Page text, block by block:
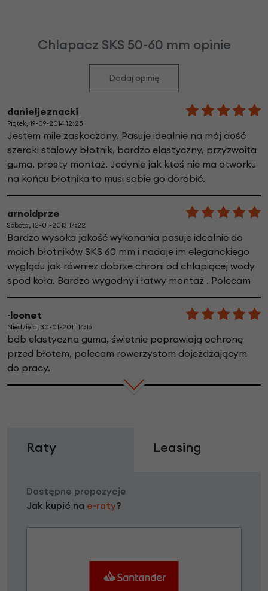
Chlapacz SKS 50-60 mm opinie
Dodaj opinię
danieljeznacki
Piątek, 19-09-2014 12:25
Jestem mile zaskoczony. Pasuje idealnie na mój dość
szeroki stalowy błotnik, bardzo elastyczny, przyzwoita
guma, prosty montaż. Jedynie jak ktoś nie ma otworku
na końcu błotnika to musi sobie go dorobić.
arnoldprze
Sobota, 12-01-2013 17:22
Bardzo wysoka jakość wykonania pasuje idealnie do
moich błotników SKS 60 mm i nadaje im eleganckiego
wyglądu jak również dobrze chroni od chlapiącej wody
spod koła. Bardzo wygodny i łatwy montaż . Polecam
~loonet
Niedziela, 30-01-2011 14:16
bdb elastyczna guma, świetnie poprawiają ochronę
przed błotem, polecam rowerzystom dojeżdżającym
do pracy.
Raty Leasing
Dostępne propozycje
Jak kupić na e-raty?